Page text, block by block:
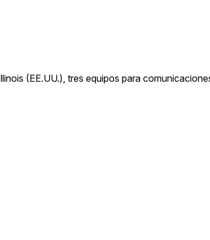
(EE.UU.), tres equipos para